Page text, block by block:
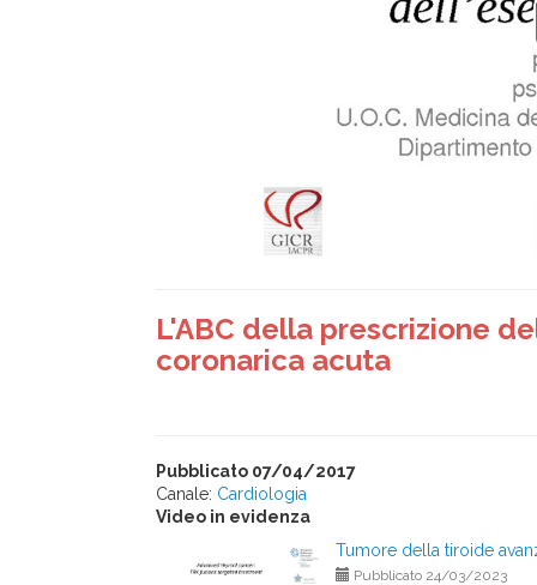
L'ABC della prescrizione
coronarica acuta
Pubblicato 07/04/2017
Canale: Cardiologia
Video in evidenza
Tumore della tiroide
Pubblicato 24/03/2023